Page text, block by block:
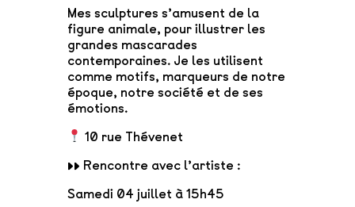
Mes sculptures s’amusent de la
figure animale, pour illustrer les
grandes mascarades
contemporaines. Je les utilisent
comme motifs, marqueurs de notre
époque, notre société et de ses
émotions.
10 rue Thévenet
▸▸ Rencontre avec l’artiste :
Samedi 04 juillet à 15h45